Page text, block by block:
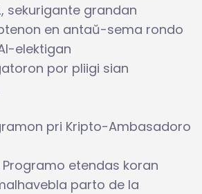
sekurigante grandan
en antaŭ-sema rondo
elektigan
por pliigi sian
pri Kripto-Ambasadoro
etendas koran
parto de la